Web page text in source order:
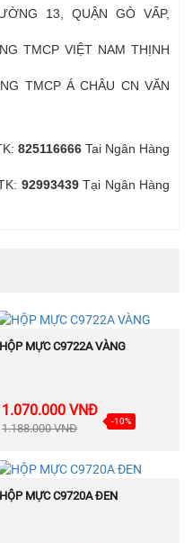
13, QUẬN GÒ VẤP,
TMCP VIỆT NAM THỊNH
TMCP Á CHÂU CN VĂN
825116666 Tai Ngân Hàng
92993439Tại Ngân Hàng
BÁN
CHẠY
MUA NGAY
HỘP MỰC C9722A VÀNG
1.070.000 VNĐ
1.188.000 VNĐ
-10%
BÁN
CHẠY
MUA NGAY
HỘP MỰC C9720A ĐEN